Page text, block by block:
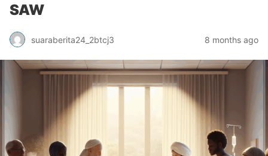
SAW
suaraberita24_2btcj3 8 months ago